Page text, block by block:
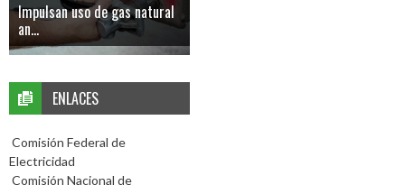
Impulsan uso de gas natural
an...
ENLACES
Comisión Federal de
Electricidad
Comisión Nacional de